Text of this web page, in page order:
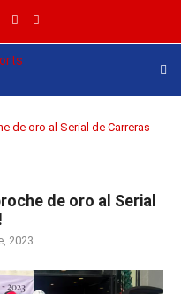
de oro al Serial de Carreras
de oro al Serial
2023